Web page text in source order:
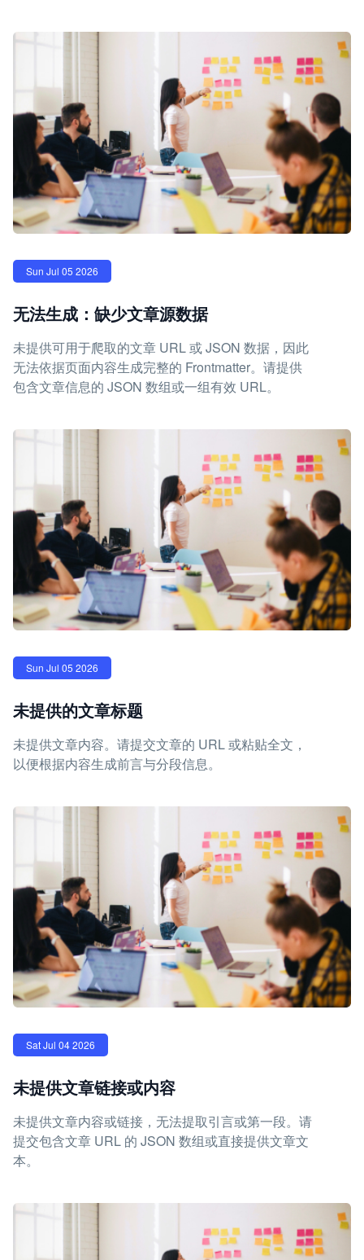
Sun Jul 05 2026
无法生成：缺少文章源数据
未提供可用于爬取的文章 URL 或 JSON 数据，因此
无法依据页面内容生成完整的 Frontmatter。请提供
包含文章信息的 JSON 数组或一组有效 URL。
Sun Jul 05 2026
未提供的文章标题
未提供文章内容。请提交文章的 URL 或粘贴全文，
以便根据内容生成前言与分段信息。
Sat Jul 04 2026
未提供文章链接或内容
未提供文章内容或链接，无法提取引言或第一段。请
提交包含文章 URL 的 JSON 数组或直接提供文章文
本。